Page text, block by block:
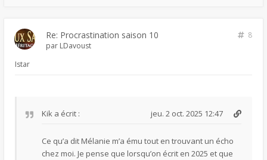
Re: Procrastination saison 10
8
par LDavoust
Istar
Kik a écrit : jeu. 2 oct. 2025 12:47
Ce qu’a dit Mélanie m’a ému tout en trouvant un écho
chez moi. Je pense que lorsqu’on écrit en 2025 et que